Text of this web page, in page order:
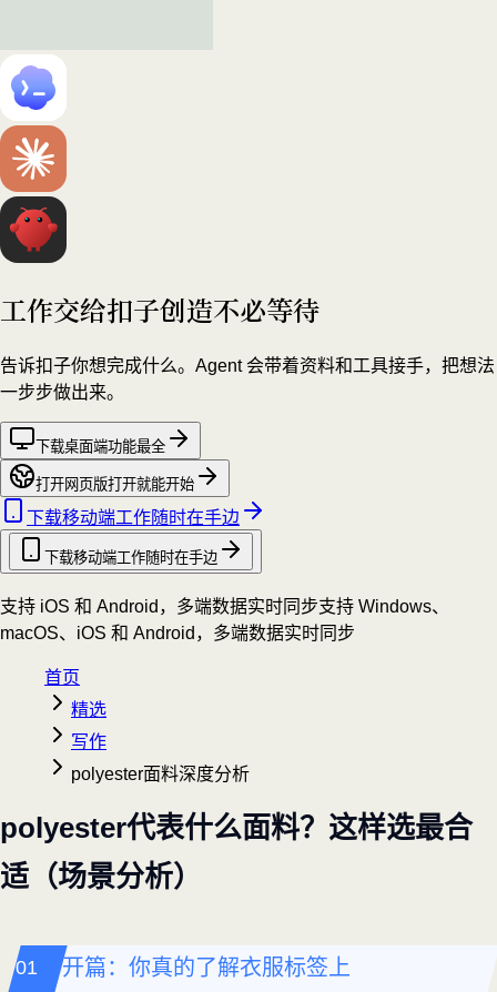
工作交给扣子创造不必等待
告诉扣子你想完成什么。Agent 会带着资料和工具接手，把想法
一步步做出来。
下载桌面端功能最全
打开网页版打开就能开始
下载移动端工作随时在手边
下载移动端工作随时在手边
支持 iOS 和 Android，多端数据实时同步支持 Windows、
macOS、iOS 和 Android，多端数据实时同步
首页
精选
写作
polyester面料深度分析
polyester代表什么面料？这样选最合
适（场景分析）
开篇：你真的了解衣服标签上